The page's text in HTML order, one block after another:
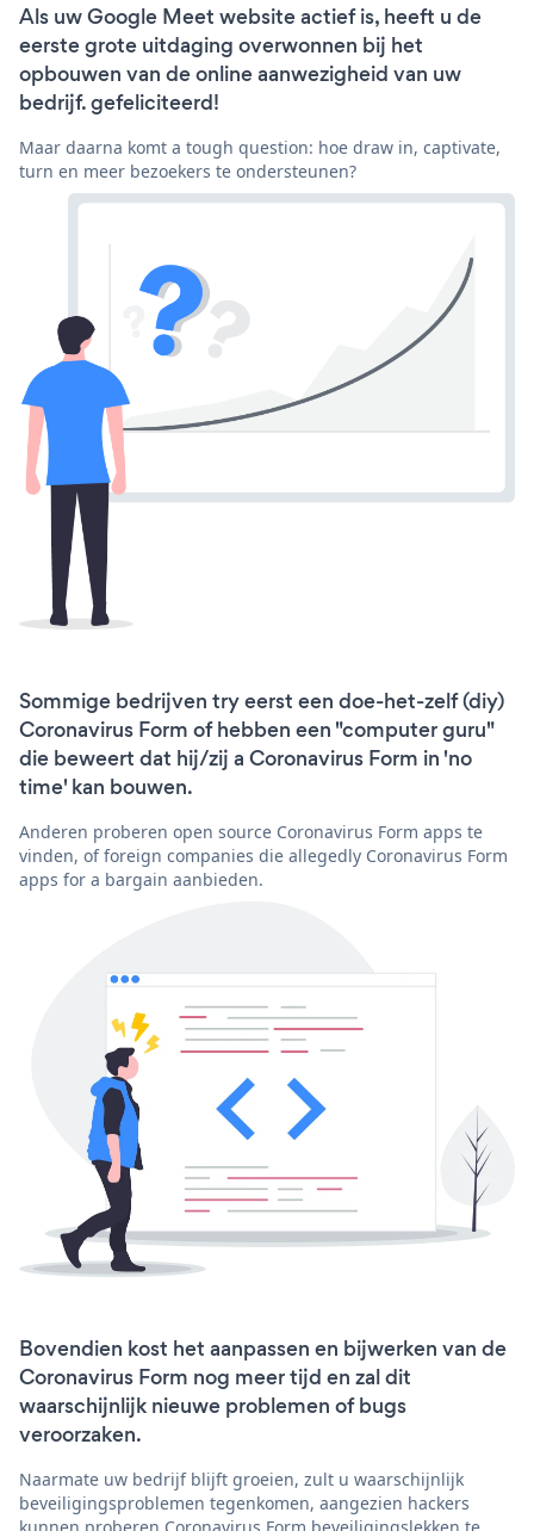
Als uw Google Meet website actief is, heeft u de
eerste grote uitdaging overwonnen bij het
opbouwen van de online aanwezigheid van uw
bedrijf. gefeliciteerd!
Maar daarna komt a tough question: hoe draw in, captivate,
turn en meer bezoekers te ondersteunen?
Sommige bedrijven try eerst een doe-het-zelf (diy)
Coronavirus Form of hebben een "computer guru"
die beweert dat hij/zij a Coronavirus Form in 'no
time' kan bouwen.
Anderen proberen open source Coronavirus Form apps te
vinden, of foreign companies die allegedly Coronavirus Form
apps for a bargain aanbieden.
Bovendien kost het aanpassen en bijwerken van de
Coronavirus Form nog meer tijd en zal dit
waarschijnlijk nieuwe problemen of bugs
veroorzaken.
Naarmate uw bedrijf blijft groeien, zult u waarschijnlijk
beveiligingsproblemen tegenkomen, aangezien hackers